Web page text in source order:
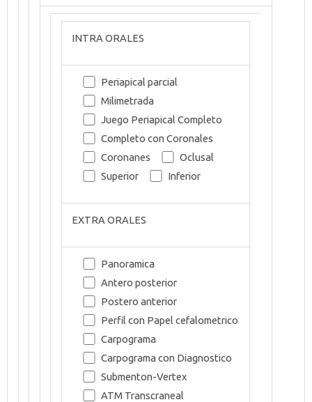
INTRA ORALES
Periapical parcial
Milimetrada
Juego Periapical Completo
Completo con Coronales
Coronanes
Oclusal
Superior
Inferior
EXTRA ORALES
Panoramica
Antero posterior
Postero anterior
Perfil con Papel cefalometrico
Carpograma
Carpograma con Diagnostico
Submenton-Vertex
ATM Transcraneal